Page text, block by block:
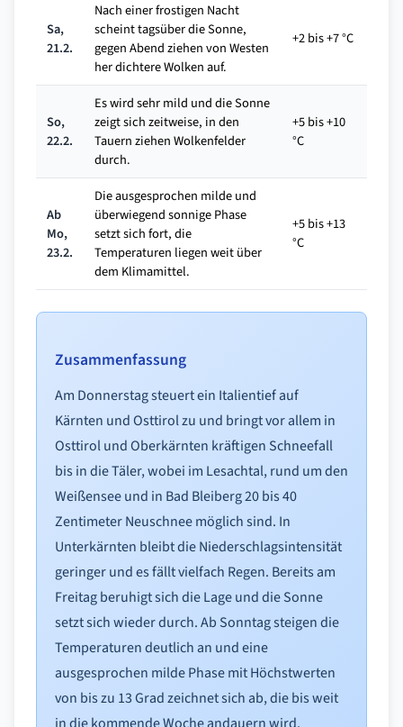
Sa,
21.2.
Nach einer frostigen Nacht
scheint tagsüber die Sonne,
gegen Abend ziehen von Westen
her dichtere Wolken auf.
+2 bis +7 °C
So,
22.2.
Es wird sehr mild und die Sonne
zeigt sich zeitweise, in den
Tauern ziehen Wolkenfelder
durch.
+5 bis +10
°C
Ab
Mo,
23.2.
Die ausgesprochen milde und
überwiegend sonnige Phase
setzt sich fort, die
Temperaturen liegen weit über
dem Klimamittel.
+5 bis +13
°C
Zusammenfassung
Am Donnerstag steuert ein Italientief auf
Kärnten und Osttirol zu und bringt vor allem in
Osttirol und Oberkärnten kräftigen Schneefall
bis in die Täler, wobei im Lesachtal, rund um den
Weißensee und in Bad Bleiberg 20 bis 40
Zentimeter Neuschnee möglich sind. In
Unterkärnten bleibt die Niederschlagsintensität
geringer und es fällt vielfach Regen. Bereits am
Freitag beruhigt sich die Lage und die Sonne
setzt sich wieder durch. Ab Sonntag steigen die
Temperaturen deutlich an und eine
ausgesprochen milde Phase mit Höchstwerten
von bis zu 13 Grad zeichnet sich ab, die bis weit